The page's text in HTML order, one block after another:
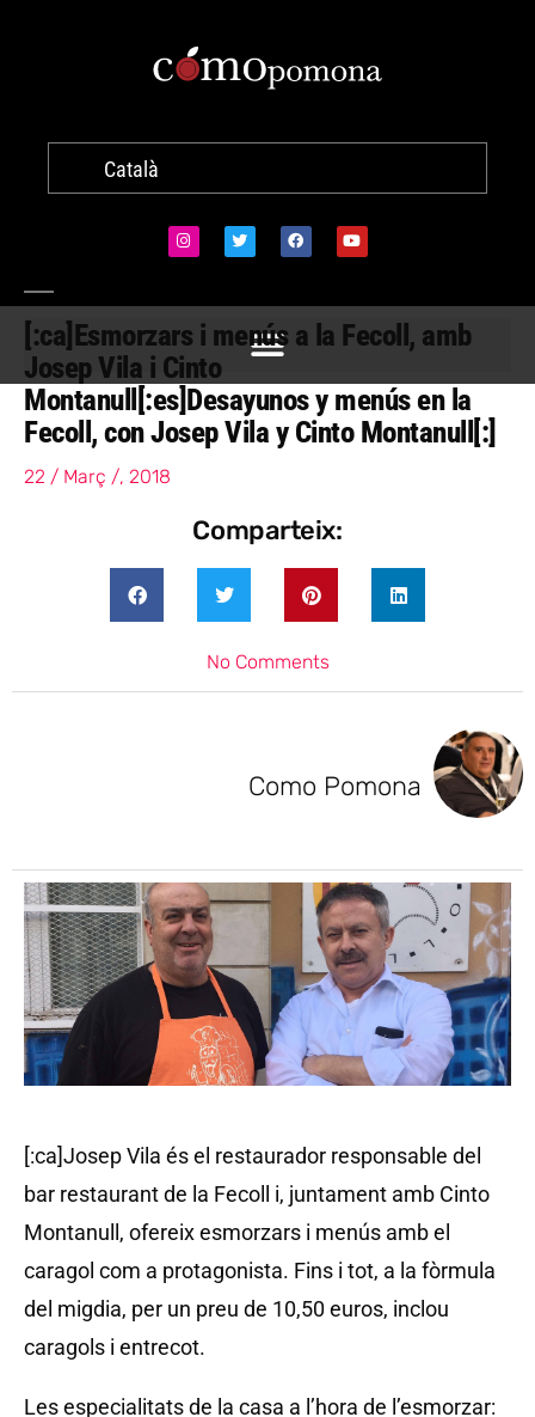
Català
[:ca]Esmorzars i menús a la Fecoll, amb
Josep Vila i Cinto
Montanull[:es]Desayunos y menús en la
Fecoll, con Josep Vila y Cinto Montanull[:]
22 / Març /, 2018
Comparteix:
No Comments
Como Pomona
[:ca]Josep Vila és el restaurador responsable del
bar restaurant de la Fecoll i, juntament amb Cinto
Montanull, ofereix esmorzars i menús amb el
caragol com a protagonista. Fins i tot, a la fòrmula
del migdia, per un preu de 10,50 euros, inclou
caragols i entrecot.
Les especialitats de la casa a l’hora de l’esmorzar: